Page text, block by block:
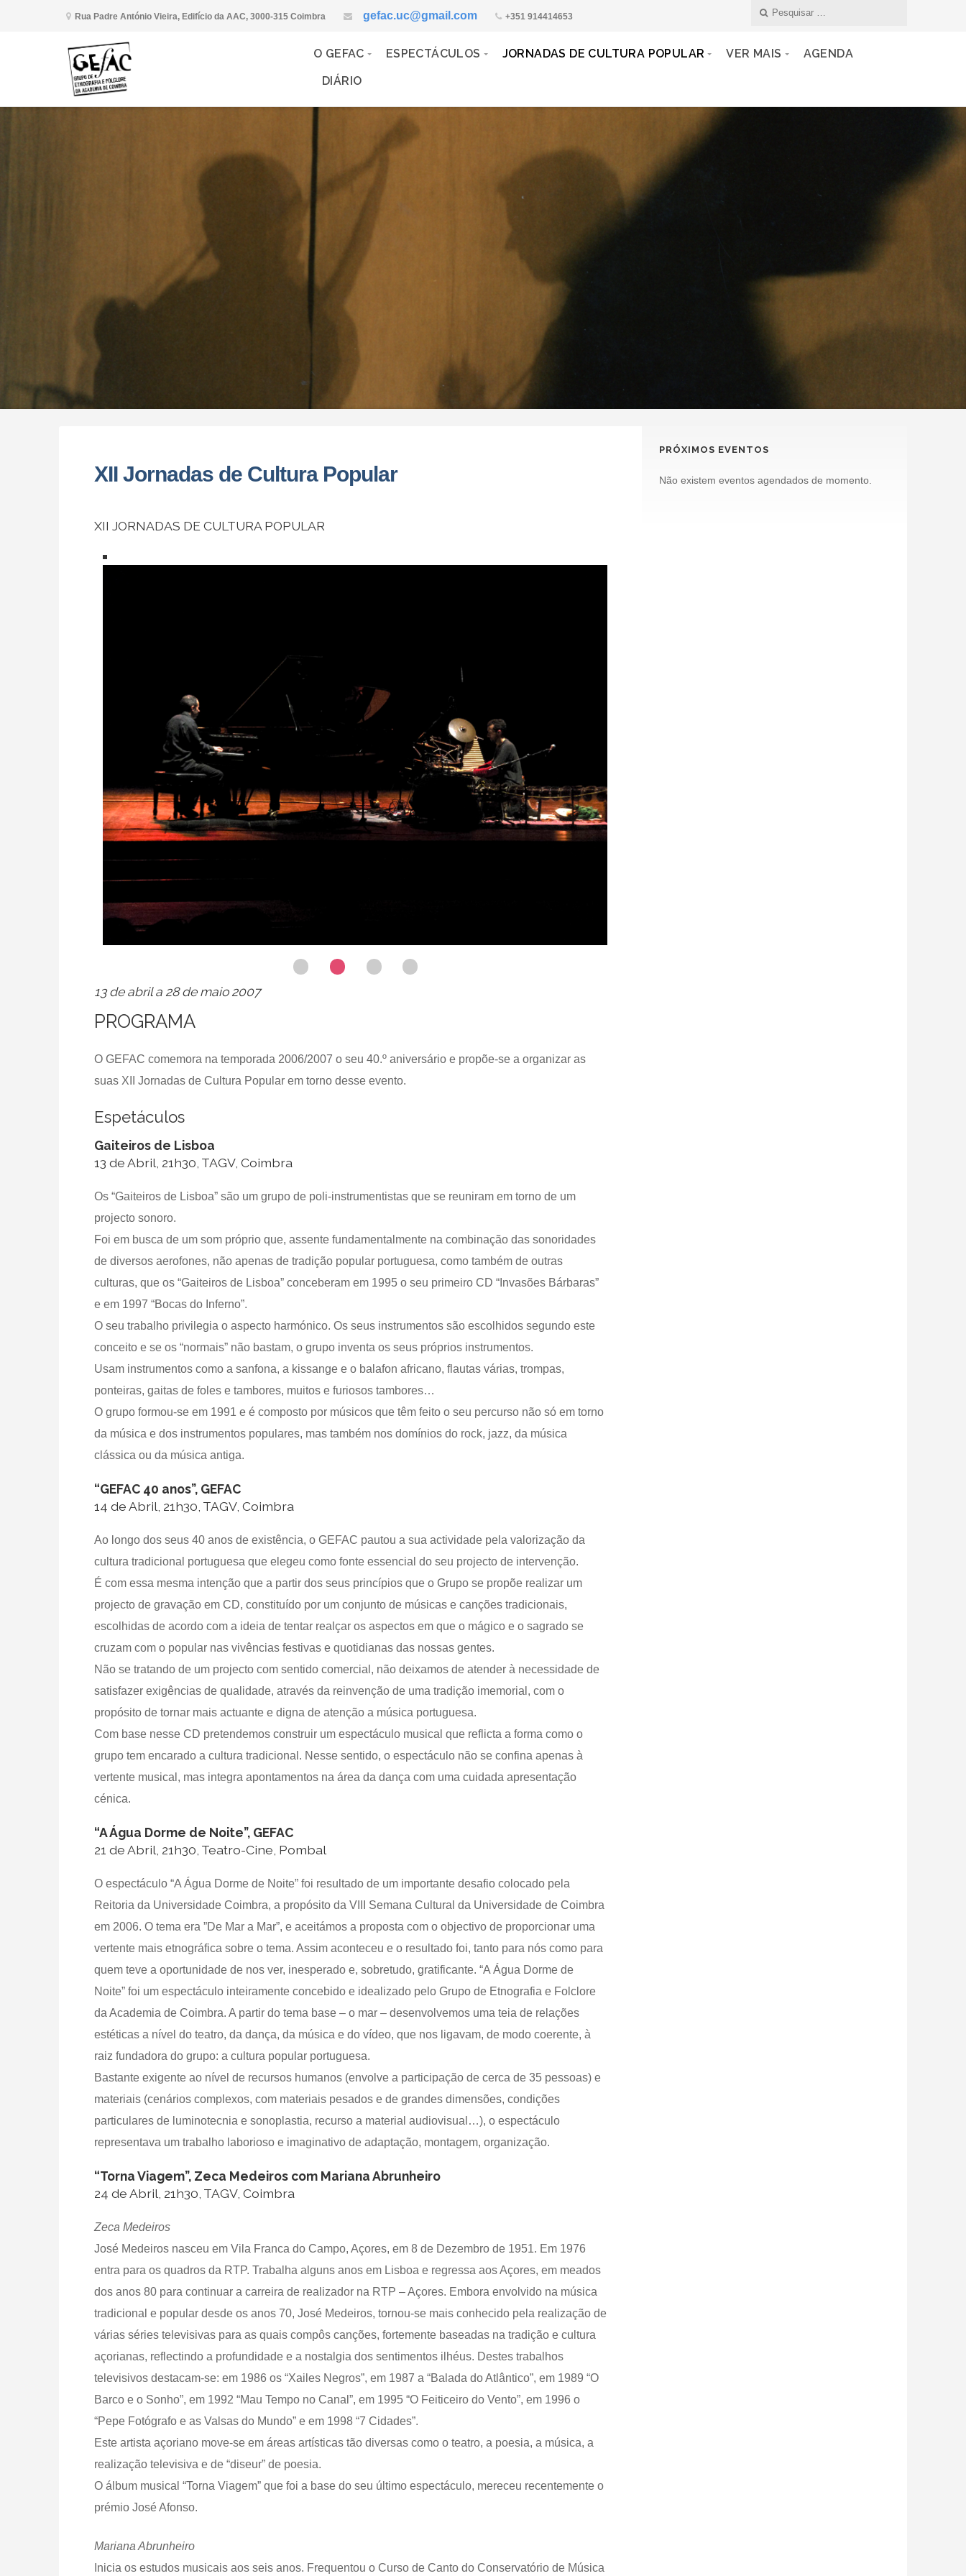
Rua Padre António Vieira, Edifício da AAC, 3000-315 Coimbra gefac.uc@gmail.com +351 914414653
O GEFAC ESPECTÁCULOS JORNADAS DE CULTURA POPULAR VER MAIS
AGENDA
DIÁRIO
XII Jornadas de Cultura Popular
XII JORNADAS DE CULTURA POPULAR
13 de abril a 28 de maio 2007
PROGRAMA
O GEFAC comemora na temporada 2006/2007 o seu 40.º aniversário e propõe-se a organizar as
suas XII Jornadas de Cultura Popular em torno desse evento.
Espetáculos
Gaiteiros de Lisboa
13 de Abril, 21h30, TAGV, Coimbra
Os “Gaiteiros de Lisboa” são um grupo de poli-instrumentistas que se reuniram em torno de um
projecto sonoro.
Foi em busca de um som próprio que, assente fundamentalmente na combinação das sonoridades
de diversos aerofones, não apenas de tradição popular portuguesa, como também de outras
culturas, que os “Gaiteiros de Lisboa” conceberam em 1995 o seu primeiro CD “Invasões Bárbaras”
e em 1997 “Bocas do Inferno”.
O seu trabalho privilegia o aspecto harmónico. Os seus instrumentos são escolhidos segundo este
conceito e se os “normais” não bastam, o grupo inventa os seus próprios instrumentos.
Usam instrumentos como a sanfona, a kissange e o balafon africano, flautas várias, trompas,
ponteiras, gaitas de foles e tambores, muitos e furiosos tambores…
O grupo formou-se em 1991 e é composto por músicos que têm feito o seu percurso não só em torno
da música e dos instrumentos populares, mas também nos domínios do rock, jazz, da música
clássica ou da música antiga.
“GEFAC 40 anos”, GEFAC
14 de Abril, 21h30, TAGV, Coimbra
Ao longo dos seus 40 anos de existência, o GEFAC pautou a sua actividade pela valorização da
cultura tradicional portuguesa que elegeu como fonte essencial do seu projecto de intervenção.
É com essa mesma intenção que a partir dos seus princípios que o Grupo se propõe realizar um
projecto de gravação em CD, constituído por um conjunto de músicas e canções tradicionais,
escolhidas de acordo com a ideia de tentar realçar os aspectos em que o mágico e o sagrado se
cruzam com o popular nas vivências festivas e quotidianas das nossas gentes.
Não se tratando de um projecto com sentido comercial, não deixamos de atender à necessidade de
satisfazer exigências de qualidade, através da reinvenção de uma tradição imemorial, com o
propósito de tornar mais actuante e digna de atenção a música portuguesa.
Com base nesse CD pretendemos construir um espectáculo musical que reflicta a forma como o
grupo tem encarado a cultura tradicional. Nesse sentido, o espectáculo não se confina apenas à
vertente musical, mas integra apontamentos na área da dança com uma cuidada apresentação
cénica.
“A Água Dorme de Noite”, GEFAC
21 de Abril, 21h30, Teatro-Cine, Pombal
O espectáculo “A Água Dorme de Noite” foi resultado de um importante desafio colocado pela
Reitoria da Universidade Coimbra, a propósito da VIII Semana Cultural da Universidade de Coimbra
em 2006. O tema era ”De Mar a Mar”, e aceitámos a proposta com o objectivo de proporcionar uma
vertente mais etnográfica sobre o tema. Assim aconteceu e o resultado foi, tanto para nós como para
quem teve a oportunidade de nos ver, inesperado e, sobretudo, gratificante. “A Água Dorme de
Noite” foi um espectáculo inteiramente concebido e idealizado pelo Grupo de Etnografia e Folclore
da Academia de Coimbra. A partir do tema base – o mar – desenvolvemos uma teia de relações
estéticas a nível do teatro, da dança, da música e do vídeo, que nos ligavam, de modo coerente, à
raiz fundadora do grupo: a cultura popular portuguesa.
Bastante exigente ao nível de recursos humanos (envolve a participação de cerca de 35 pessoas) e
materiais (cenários complexos, com materiais pesados e de grandes dimensões, condições
particulares de luminotecnia e sonoplastia, recurso a material audiovisual…), o espectáculo
representava um trabalho laborioso e imaginativo de adaptação, montagem, organização.
“Torna Viagem”, Zeca Medeiros com Mariana Abrunheiro
24 de Abril, 21h30, TAGV, Coimbra
Zeca Medeiros
José Medeiros nasceu em Vila Franca do Campo, Açores, em 8 de Dezembro de 1951. Em 1976
entra para os quadros da RTP. Trabalha alguns anos em Lisboa e regressa aos Açores, em meados
dos anos 80 para continuar a carreira de realizador na RTP – Açores. Embora envolvido na música
tradicional e popular desde os anos 70, José Medeiros, tornou-se mais conhecido pela realização de
várias séries televisivas para as quais compôs canções, fortemente baseadas na tradição e cultura
açorianas, reflectindo a profundidade e a nostalgia dos sentimentos ilhéus. Destes trabalhos
televisivos destacam-se: em 1986 os “Xailes Negros”, em 1987 a “Balada do Atlântico”, em 1989 “O
Barco e o Sonho”, em 1992 “Mau Tempo no Canal”, em 1995 “O Feiticeiro do Vento”, em 1996 o
“Pepe Fotógrafo e as Valsas do Mundo” e em 1998 “7 Cidades”.
Este artista açoriano move-se em áreas artísticas tão diversas como o teatro, a poesia, a música, a
realização televisiva e de “diseur” de poesia.
O álbum musical “Torna Viagem” que foi a base do seu último espectáculo, mereceu recentemente o
prémio José Afonso.
Mariana Abrunheiro
Inicia os estudos musicais aos seis anos. Frequentou o Curso de Canto do Conservatório de Música
PRÓXIMOS EVENTOS
Não existem eventos agendados de momento.